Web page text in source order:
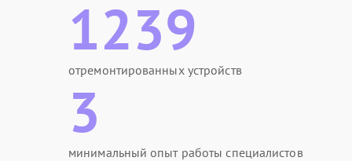
1239
отремонтированных устройств
3
минимальный опыт работы специалистов